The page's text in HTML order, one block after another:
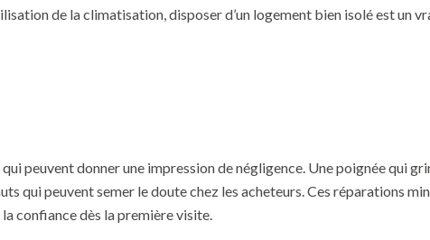
de la climatisation, disposer d’un logement bien isolé est un
peuvent donner une impression de négligence. Une poignée qui
qui peuvent semer le doute chez les acheteurs. Ces réparations
confiance dès la première visite.